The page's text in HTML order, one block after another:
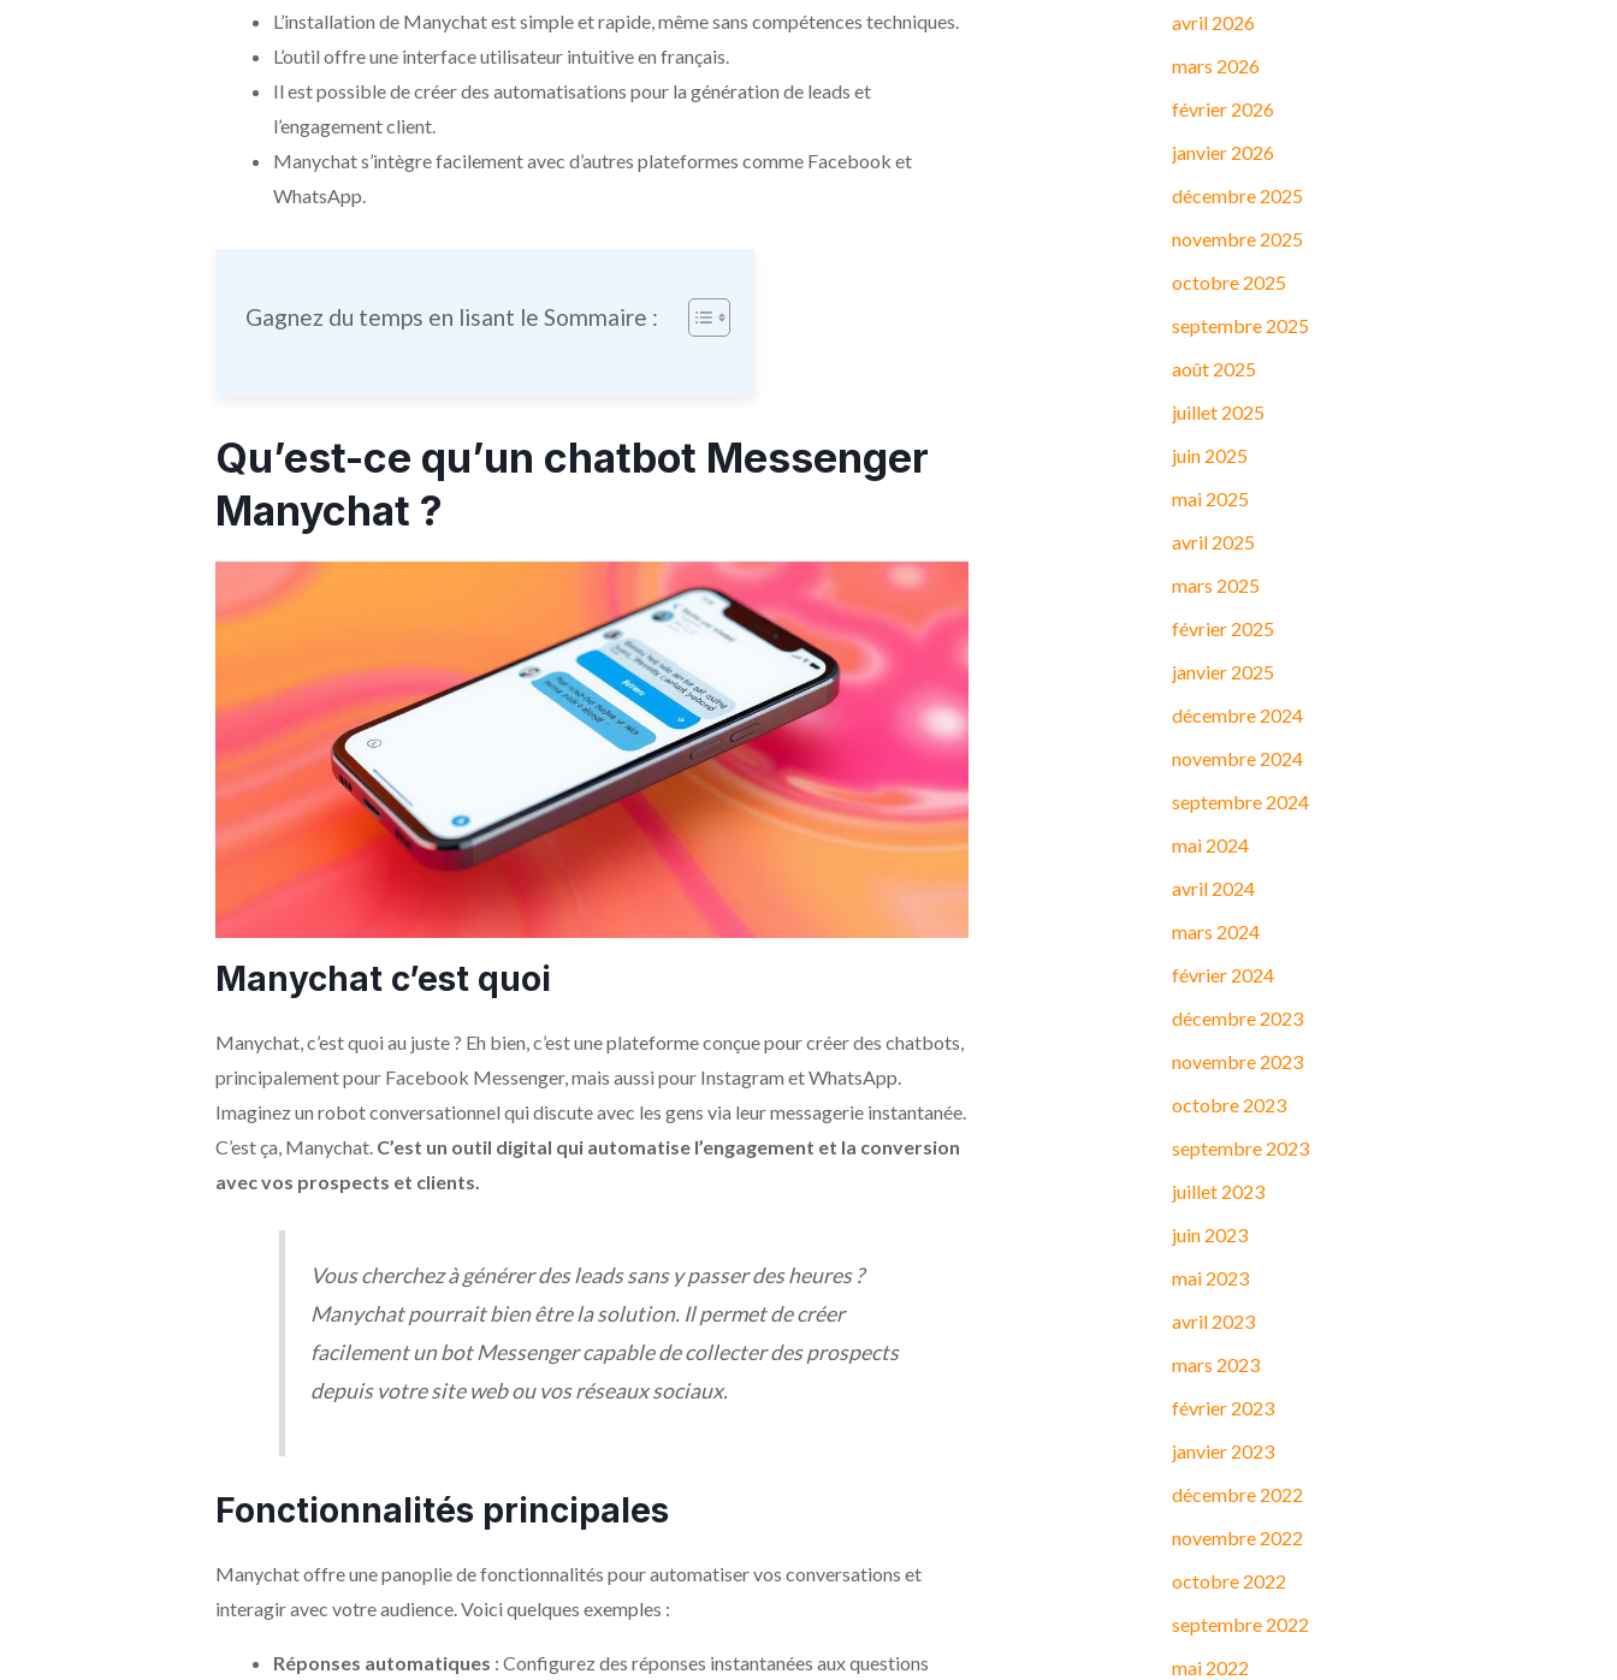
L’installation de Manychat est simple et rapide, même sans compétences techniques.
L’outil offre une interface utilisateur intuitive en français.
Il est possible de créer des automatisations pour la génération de leads et
l’engagement client.
Manychat s’intègre facilement avec d’autres plateformes comme Facebook et
WhatsApp.
Gagnez du temps en lisant le Sommaire :
Qu’est-ce qu’un chatbot Messenger
Manychat ?
Manychat c’est quoi
Manychat, c’est quoi au juste ? Eh bien, c’est une plateforme conçue pour créer des chatbots,
principalement pour Facebook Messenger, mais aussi pour Instagram et WhatsApp.
Imaginez un robot conversationnel qui discute avec les gens via leur messagerie instantanée.
C’est ça, Manychat. C’est un outil digital qui automatise l’engagement et la conversion
avec vos prospects et clients.
Vous cherchez à générer des leads sans y passer des heures ?
Manychat pourrait bien être la solution. Il permet de créer
facilement un bot Messenger capable de collecter des prospects
depuis votre site web ou vos réseaux sociaux.
Fonctionnalités principales
Manychat offre une panoplie de fonctionnalités pour automatiser vos conversations et
interagir avec votre audience. Voici quelques exemples :
Réponses automatiques : Configurez des réponses instantanées aux questions
avril 2026
mars 2026
février 2026
janvier 2026
décembre 2025
novembre 2025
octobre 2025
septembre 2025
août 2025
juillet 2025
juin 2025
mai 2025
avril 2025
mars 2025
février 2025
janvier 2025
décembre 2024
novembre 2024
septembre 2024
mai 2024
avril 2024
mars 2024
février 2024
décembre 2023
novembre 2023
octobre 2023
septembre 2023
juillet 2023
juin 2023
mai 2023
avril 2023
mars 2023
février 2023
janvier 2023
décembre 2022
novembre 2022
octobre 2022
septembre 2022
mai 2022